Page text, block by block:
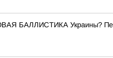
БАЛЛИСТИКА Украины?